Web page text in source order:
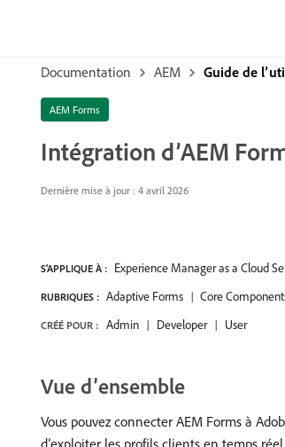
Documentation AEM Guide de
AEM Forms
Intégration d’AEM
Dernière mise à jour : 4 avril 2026
S'APPLIQUE À : Experience Manager as a Cloud
RUBRIQUES : Adaptive Forms Core
CRÉÉ POUR : Admin Developer User
Vue d’ensemble
Vous pouvez connecter AEM Forms à
d’exploiter les profils clients en temps